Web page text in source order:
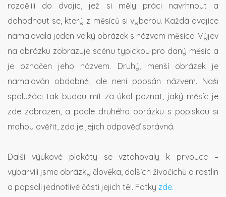
rozdělili do dvojic, jež si měly práci navrhnout a
dohodnout se, který z měsíců si vyberou. Každá dvojice
namalovala jeden velký obrázek s názvem měsíce. Výjev
na obrázku zobrazuje scénu typickou pro daný měsíc a
je označen jeho názvem. Druhý, menší obrázek je
namalován obdobně, ale není popsán názvem. Naši
spolužáci tak budou mít za úkol poznat, jaký měsíc je
zde zobrazen, a podle druhého obrázku s popiskou si
mohou ověřit, zda je jejich odpověď správná.
Další výukové plakáty se vztahovaly k prvouce –
vybarvili jsme obrázky člověka, dalších živočichů a rostlin
a popsali jednotlivé části jejich těl. Fotky zde.